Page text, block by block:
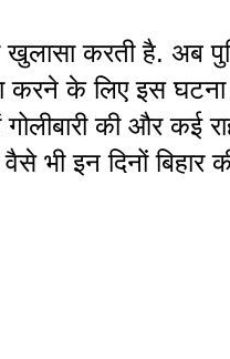
करती है. अब
करने के लिए इस घटना
की और कई
भी इन दिनों